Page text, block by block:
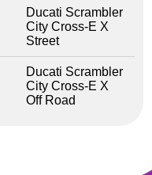
Ducati Scrambler
City Cross-E X
Street
Ducati Scrambler
City Cross-E X
Off Road